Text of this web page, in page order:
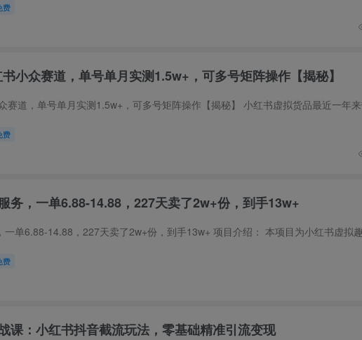
费
小众赛道，单号单月实测1.5w+，可多号矩阵操作【揭秘】
费
务，一单6.88-14.88，227天卖了2w+份，到手13w+
费
课：小红书抖音截流玩法，零基础精准引流变现